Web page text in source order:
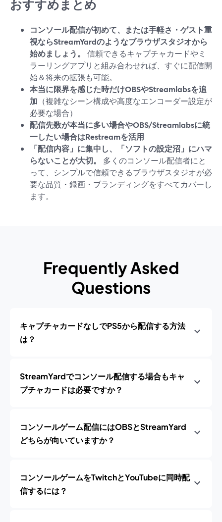
おすすめまとめ
コンソール配信が初めて、または手軽さ・ゲスト重
視ならStreamYardのようなブラウザスタジオから
始めましょう。
信頼できるキャプチャカードやミ
ラーリングアプリと組み合わせれば、すぐに配信開
始＆将来の拡張も可能。
本当に限界を感じた時だけOBSやStreamlabsを追
加 （複雑なシーン構成や高度なエンコーダー設定が
必要な場合）
配信先数が本当に多い場合やOBS/Streamlabsに統
一したい場合はRestreamを活用
「配信内容」に集中し、「ソフトの設定沼」にハマ
らないことが大切。
多くのコンソール配信者にと
って、シンプルで信頼できるブラウザスタジオが必
要な品質・録画・ブランディングをすべてカバーし
ます。
Frequently Asked
Questions
キャプチャカードなしでPS5から配信する方法
は？
StreamYardでコンソール配信する場合もキャ
プチャカードは必要ですか？
コンソールゲーム配信にはOBSとStreamYard
どちらが向いていますか？
コンソールゲームをTwitchとYouTubeに同時配
信するには？